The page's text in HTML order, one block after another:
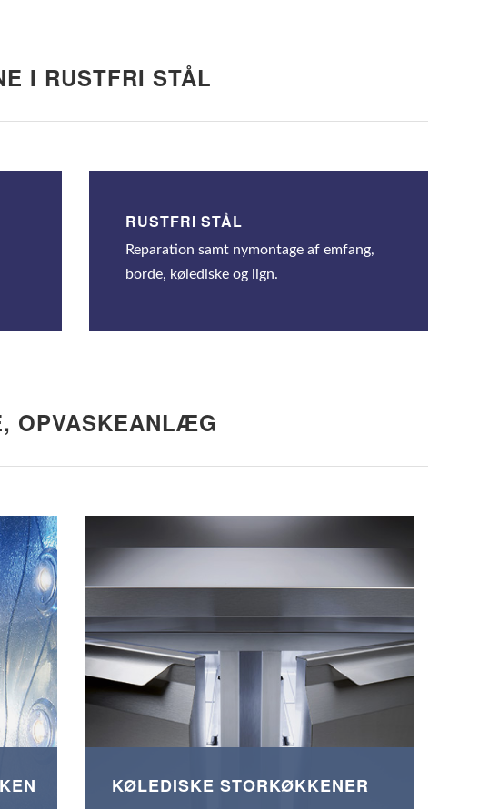
I RUSTFRI STÅL
RUSTFRI STÅL
Reparation samt nymontage af emfang,
borde, kølediske og lign.
OPVASKEANLÆG
KØLEDISKE STORKØKKENER